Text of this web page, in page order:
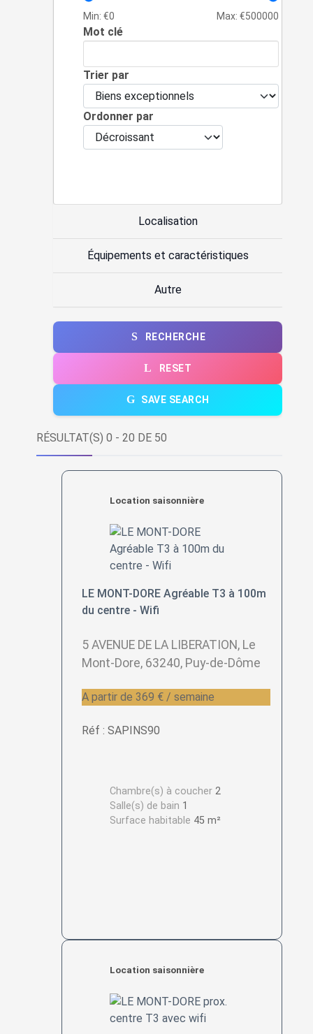
Min: €0 Max: €500000
Mot clé
Trier par
Ordonner par
Localisation
Équipements et caractéristiques
Autre
RECHERCHE
RESET
SAVE SEARCH
RÉSULTAT(S) 0 - 20 DE 50
Location saisonnière
LE MONT-DORE Agréable T3 à 100m
du centre - Wifi
5 AVENUE DE LA LIBERATION, Le
Mont-Dore, 63240, Puy-de-Dôme
A partir de 369 € / semaine
Réf : SAPINS90
Chambre(s) à coucher 2
Salle(s) de bain 1
Surface habitable 45 m²
Location saisonnière